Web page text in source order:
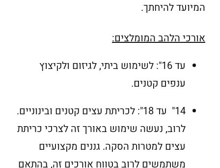
המיועד להיחתך.
אורכי הלהב המומלצים:
עד 16": לשימוש ביתי, לגיזום ולקיצוץ
ענפים קטנים.
14" עד 18": לכריתת עצים קטנים ובינוניים.
לרוב, נעשה שימוש באורך זה לצרכי כריתת
עצים למטרות הסקה. גננים מקצועיים
משתמשים לרוב בטווח אורכים זה, בהתאם